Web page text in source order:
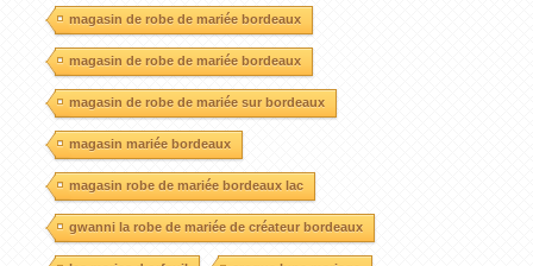
magasin de robe de mariée bordeaux
magasin de robe de mariée bordeaux
magasin de robe de mariée sur bordeaux
magasin mariée bordeaux
magasin robe de mariée bordeaux lac
gwanni la robe de mariée de créateur bordeaux